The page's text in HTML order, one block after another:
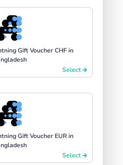
Gift Voucher CHF in
Select
Gift Voucher EUR in
Select